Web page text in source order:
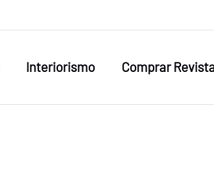
Interiorismo Comprar